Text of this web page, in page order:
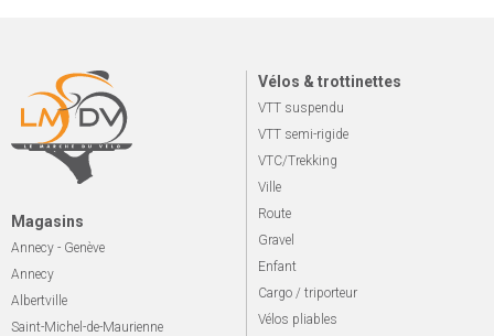
Magasins
Annecy - Genève
Annecy
Albertville
Saint-Michel-de-Maurienne
Vélos & trottinettes
VTT suspendu
VTT semi-rigide
VTC/Trekking
Ville
Route
Gravel
Enfant
Cargo / triporteur
Vélos pliables